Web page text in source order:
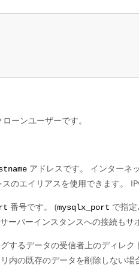
ーンユーザーです。
アドレスです。 インターネ
のエイリアスを使用できます。
番号です。 (mysqlx_port で指
ーバーインスタンスへの接続もサ
するデータの受信者上のディレ
内の既存のデータを削除しない